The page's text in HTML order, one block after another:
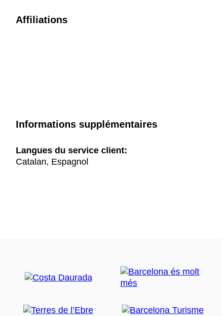
Affiliations
Informations supplémentaires
Langues du service client:
Catalan, Espagnol